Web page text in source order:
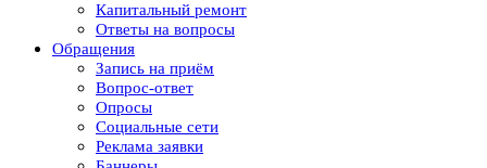
Капитальный ремонт
Ответы на вопросы
Обращения
Запись на приём
Вопрос-ответ
Опросы
Социальные сети
Реклама заявки